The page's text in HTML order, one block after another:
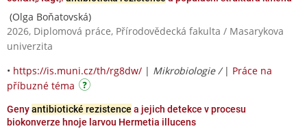
(Olga Boňatovská)
2026, Diplomová práce, Přírodovědecká fakulta / Masarykova
univerzita
• https://is.muni.cz/th/rg8dw/ | Mikrobiologie / | Práce na
příbuzné téma
Genyantibiotické rezistence a jejich detekce v procesu
biokonverze hnoje larvou Hermetia illucens